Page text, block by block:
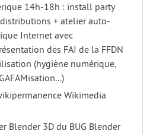
14h-18h : install party
+ atelier auto-
Internet avec
des FAI de la FFDN
(hygiène numérique,
Wikimedia
Blender 3D du BUG Blender